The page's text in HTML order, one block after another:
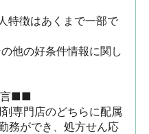
特徴はあくまで一部で
他の好条件情報に関し
言■■
専門店のどちらに配属
務ができ、処方せん応